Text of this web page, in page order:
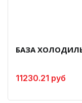
БАЗА
11230.21 руб